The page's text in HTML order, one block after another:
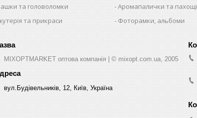
та головоломки
та прикраси
Аромапалички та пахощі
Фоторамки, альбоми
MIXOPTMARKET оптова компанія | © mixopt.com.ua, 2005
вул.Будівельників, 12, Київ, Україна